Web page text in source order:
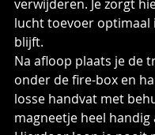
verwijderen. Je zorgt
lucht toevoer optimaal
blijft.
Na afloop plaats je de
onder de fire-box en
losse handvat met
magneetje heel handig